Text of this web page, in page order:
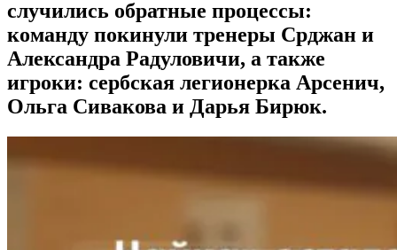
случились обратные процессы:
команду покинули тренеры Срджан и
Александра Радуловичи, а также
игроки: сербская легионерка Арсенич,
Ольга Сивакова и Дарья Бирюк.